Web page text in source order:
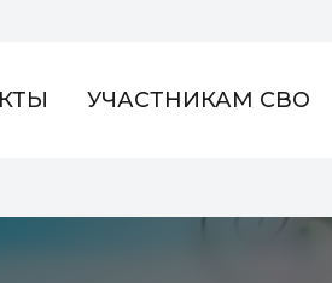
УЧАСТНИКАМ СВО